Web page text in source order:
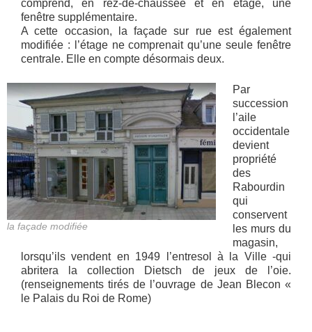
comprend, en rez-de-chaussée et en étage, une
fenêtre supplémentaire.
A cette occasion, la façade sur rue est également
modifiée : l’étage ne comprenait qu’une seule fenêtre
centrale. Elle en compte désormais deux.
la façade modifiée
Par
succession
l’aile
occidentale
devient
propriété
des
Rabourdin
qui
conservent
les murs du
magasin,
lorsqu’ils vendent en 1949 l’entresol à la Ville -qui
abritera la collection Dietsch de jeux de l’oie.
(renseignements tirés de l’ouvrage de Jean Blecon «
le Palais du Roi de Rome)